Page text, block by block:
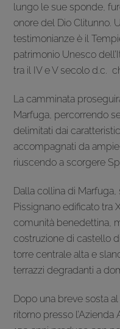
lungo le sue sponde,
onore del Dio Clitunno.
testimonianze è il
patrimonio Unesco
tra il IV e V secolo d.c.
La camminata
Marfuga, percorrendo
delimitati dai
accompagnati da
riuscendo a scorgere
Dalla collina di
Pissignano edificato tra
comunità benedettina,
costruzione di castello
torre centrale alta e
terrazzi degradanti a
Dopo una breve sosta
ritorno presso